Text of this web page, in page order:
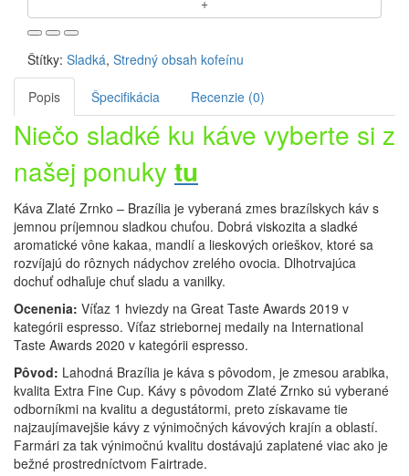
Štítky: Sladká, Stredný obsah kofeínu
Popis Špecifikácia Recenzie (0)
Niečo sladké ku káve vyberte si z
našej ponuky tu
Káva Zlaté Zrnko – Brazília je vyberaná zmes brazílskych káv s
jemnou príjemnou sladkou chuťou. Dobrá viskozita a sladké
aromatické vône kakaa, mandlí a lieskových orieškov, ktoré sa
rozvíjajú do rôznych nádychov zrelého ovocia. Dlhotrvajúca
dochuť odhaľuje chuť sladu a vanilky.
Ocenenia: Víťaz 1 hviezdy na Great Taste Awards 2019 v
kategórii espresso. Víťaz striebornej medaily na International
Taste Awards 2020 v kategórii espresso.
Pôvod: Lahodná Brazília je káva s pôvodom, je zmesou arabika,
kvalita Extra Fine Cup. Kávy s pôvodom Zlaté Zrnko sú vyberané
odborníkmi na kvalitu a degustátormi, preto získavame tie
najzaujímavejšie kávy z výnimočných kávových krajín a oblastí.
Farmári za tak výnimočnú kvalitu dostávajú zaplatené viac ako je
bežné prostredníctvom Fairtrade.